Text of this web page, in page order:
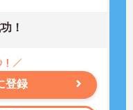
！
登録